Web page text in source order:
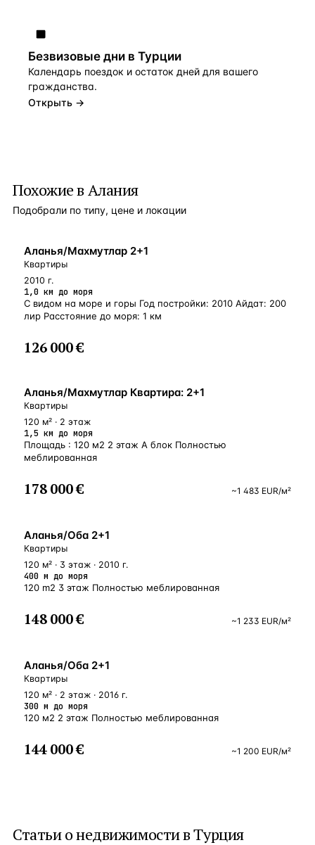
Безвизовые дни в Турции
Календарь поездок и остаток дней для вашего
гражданства.
Открыть →
Похожие в Алания
Подобрали по типу, цене и локации
БЛИЗКО К МОРЮ
Аланья/Махмутлар 2+1
Квартиры
2010 г.
1,0 км до моря
С видом на море и горы Год постройки: 2010 Айдат: 200
лир Расстояние до моря: 1 км
126 000 €
БЛИЗКО К МОРЮ
Аланья/Махмутлар Квартира: 2+1
Квартиры
120 м² · 2 этаж
1,5 км до моря
Площадь : 120 м2 2 этаж А блок Полностью
меблированная
178 000 € ~1 483 EUR/м²
У МОРЯ
Аланья/Оба 2+1
Квартиры
120 м² · 3 этаж · 2010 г.
400 м до моря
120 m2 3 этаж Полностью меблированная
148 000 € ~1 233 EUR/м²
У МОРЯ Аланья/Оба 2+1
Квартиры
120 м² · 2 этаж · 2016 г.
300 м до моря
120 м2 2 этаж Полностью меблированная
144 000 € ~1 200 EUR/м²
Статьи онедвижимости в Турция